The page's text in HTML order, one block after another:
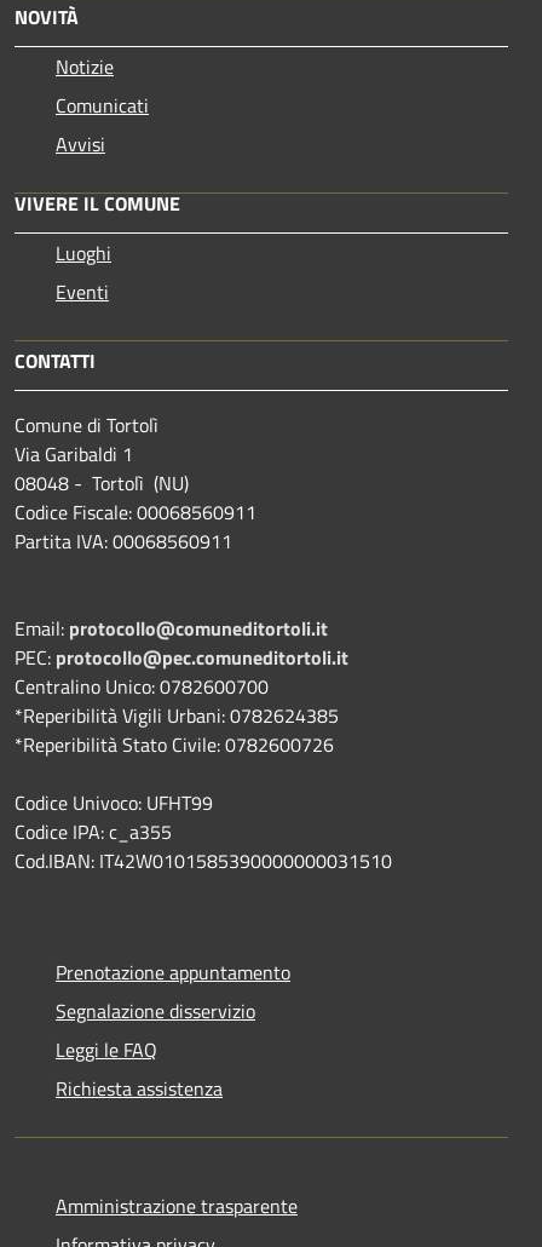
NOVITÀ
Notizie
Comunicati
Avvisi
VIVERE IL COMUNE
Luoghi
Eventi
CONTATTI
Comune di Tortolì
Via Garibaldi 1
08048 - Tortolì (NU)
Codice Fiscale: 00068560911
Partita IVA: 00068560911
Email: protocollo@comuneditortoli.it
PEC: protocollo@pec.comuneditortoli.it
Centralino Unico: 0782600700
*Reperibilità Vigili Urbani: 0782624385
*Reperibilità Stato Civile: 0782600726
Codice Univoco: UFHT99
Codice IPA: c_a355
Cod.IBAN: IT42W0101585390000000031510
Prenotazione appuntamento
Segnalazione disservizio
Leggi le FAQ
Richiesta assistenza
Amministrazione trasparente